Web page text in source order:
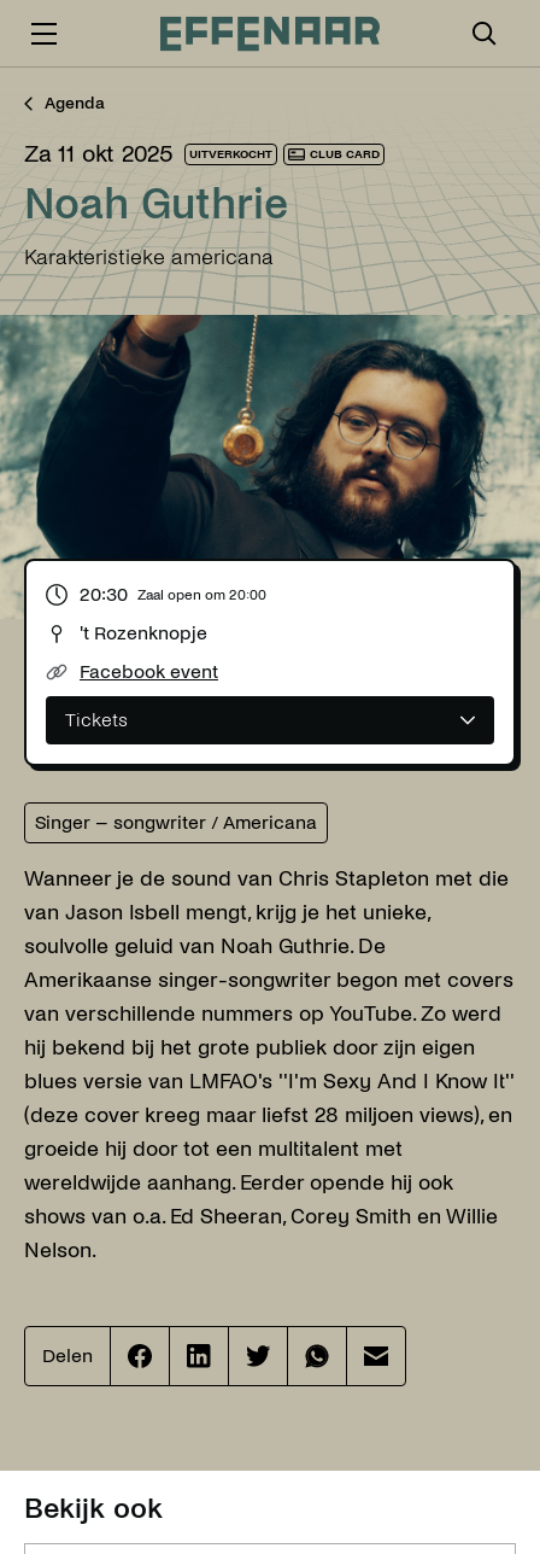
Agenda
za 11 okt 2025 UITVERKOCHT CLUB CARD
Noah Guthrie
Karakteristieke americana
20:30 Zaal open om 20:00
't Rozenknopje
Facebook event
Tickets
Singer – songwriter / Americana
Wanneer je de sound van Chris Stapleton met die
van Jason Isbell mengt, krijg je het unieke,
soulvolle geluid van Noah Guthrie. De
Amerikaanse singer-songwriter begon met covers
van verschillende nummers op YouTube. Zo werd
hij bekend bij het grote publiek door zijn eigen
blues versie van LMFAO's ''I'm Sexy And I Know It''
(deze cover kreeg maar liefst 28 miljoen views), en
groeide hij door tot een multitalent met
wereldwijde aanhang. Eerder opende hij ook
shows van o.a. Ed Sheeran, Corey Smith en Willie
Nelson.
Delen
Effenaar
op
Effenaar
op
Effenaar
op
Effenaar
op
Effenaar
op
Bekijk ook